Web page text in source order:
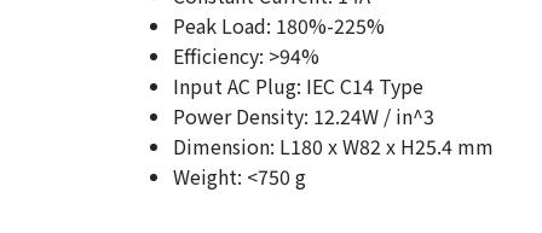
Peak Load: 180%-225%
Efficiency: >94%
Input AC Plug: IEC C14 Type
Power Density: 12.24W / in^3
Dimension: L180 x W82 x H25.4 mm
Weight: <750 g